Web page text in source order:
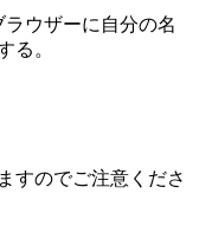
ウザーに自分の名
る。
すのでご注意くださ